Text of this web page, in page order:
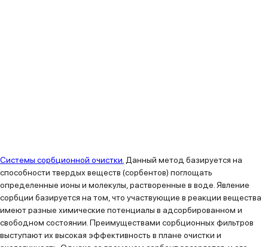
Системы сорбционной очистки. Данный метод базируется на
способности твердых веществ (сорбентов) поглощать
определенные ионы и молекулы, растворенные в воде. Явление
сорбции базируется на том, что участвующие в реакции вещества
имеют разные химические потенциалы в адсорбированном и
свободном состоянии. Преимуществами сорбционных фильтров
выступают их высокая эффективность в плане очистки и